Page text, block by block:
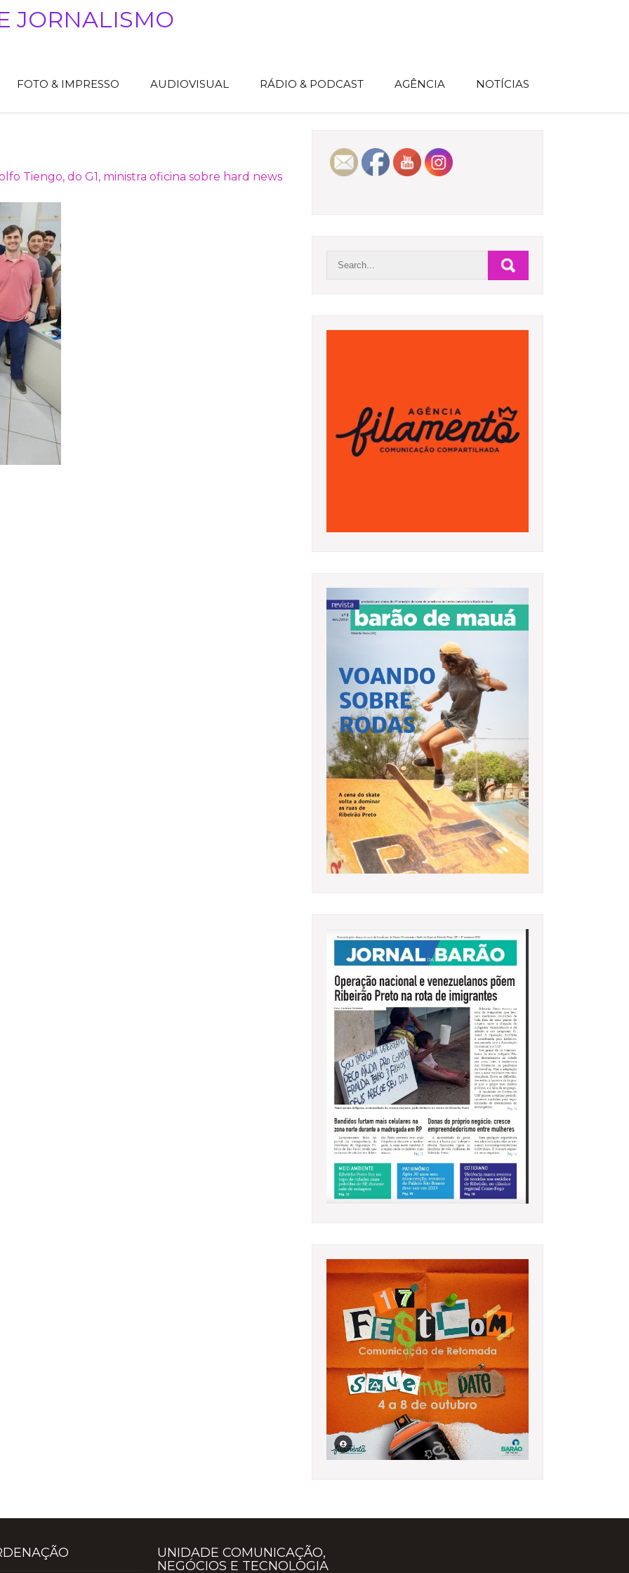
JORNALISMO
FOTO & IMPRESSO AUDIOVISUAL RÁDIO & PODCAST AGÊNCIA NOTÍCIAS
Tiengo, do G1, ministra oficina sobre hard news
UNIDADE COMUNICAÇÃO,
NEGÓCIOS E TECNOLOGIA